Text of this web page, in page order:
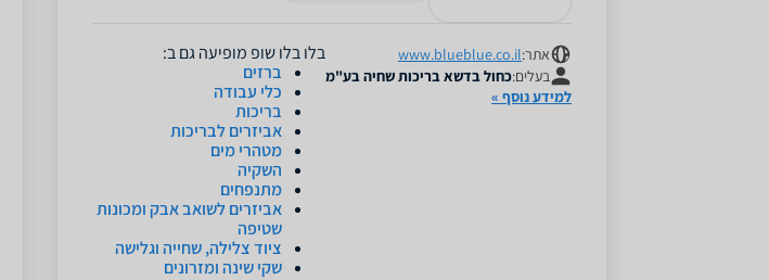
אתר:www.blueblue.co.il
בעלים:כחול בדשא בריכות שחיה בע"מ
למידע נוסף »
בלו בלו שופ מופיעה גם ב:
ברזים
כלי עבודה
בריכות
אביזרים לבריכות
מטהרי מים
השקיה
מתנפחים
אביזרים לשואב אבק ומכונות
שטיפה
ציוד צלילה, שחייה וגלישה
שקי שינה ומזרונים